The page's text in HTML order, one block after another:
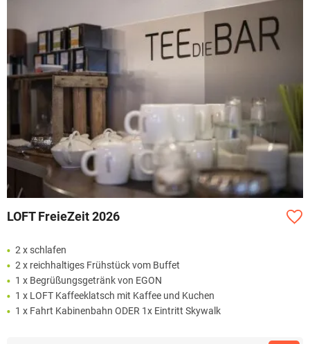
LOFT FreieZeit 2026
2 x schlafen
2 x reichhaltiges Frühstück vom Buffet
1 x Begrüßungsgetränk von EGON
1 x LOFT Kaffeeklatsch mit Kaffee und Kuchen
1 x Fahrt Kabinenbahn ODER 1x Eintritt Skywalk